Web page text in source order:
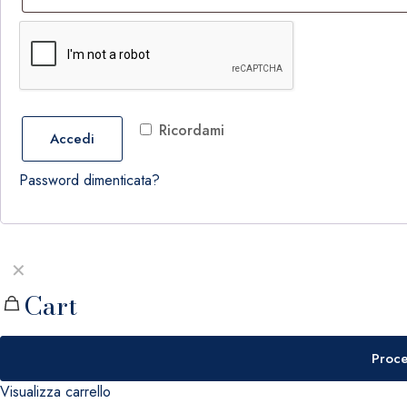
Ricordami
Accedi
Password dimenticata?
✕
Cart
Visualizza carrello